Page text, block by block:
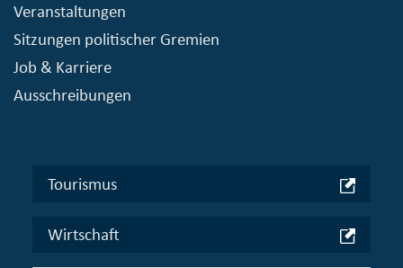
Veranstaltungen
Sitzungen politischer Gremien
Job & Karriere
Ausschreibungen
Tourismus
Wirtschaft